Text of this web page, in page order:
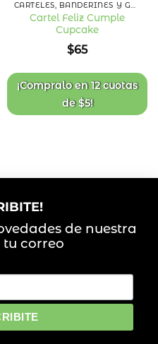
CARTELES, BANDERINES Y GUIRNALDAS
Cartel Feliz Cumple
Cupcake
$65
¡Compralo en12 cuotas
de$5!
de nuestra
correo